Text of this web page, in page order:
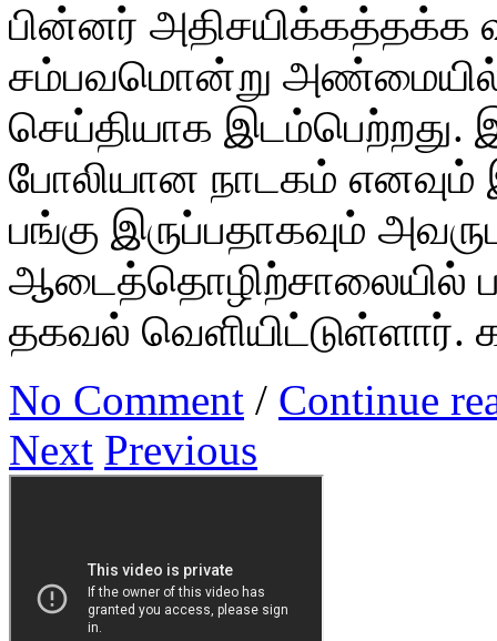
பின்னர் அதிசயிக்கத்தக்க
சம்பவமொன்று அண்மையில்
செய்தியாக இடம்பெற்றது.
போலியான நாடகம் எனவும்
பங்கு இருப்பதாகவும்
ஆடைத்தொழிற்சாலையில்
தகவல் வெளியிட்டுள்ளார்.
No Comment / Continue
Next Previous